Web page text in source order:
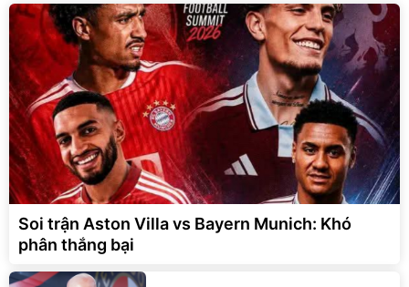
Soi trận Aston Villa vs Bayern Munich: Khó
phân thắng bại